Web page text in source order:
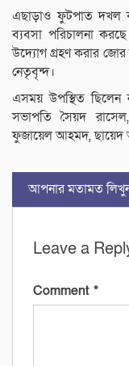
এছাড়াও ফুটপাত দখল
ব্যবসা পরিচালনা
উদ্যোগ গ্রহণ করার জোর
নেতৃবৃন্দ।
এসময় উপস্থিত ছিলেন
সভাপতি সৈয়দ
ফুজায়েল আহমদ, ছায়েদ
আপনার মতামত
Leave a
Comment *